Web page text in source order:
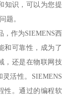
知识，可以为您提
题。
作为SIEMENS西
和可靠性，成为了
，还是在物联网技
活性。SIEMENS
性。通过的编程软